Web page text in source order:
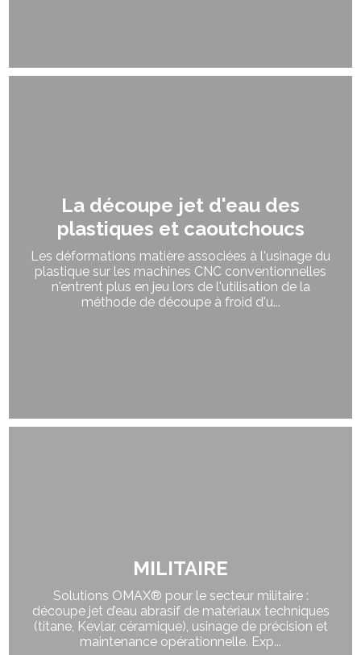
La découpe jet d'eau des
plastiques et caoutchoucs
Les déformations matière associées à l'usinage du
plastique sur les machines CNC conventionnelles
n'entrent plus en jeu lors de l'utilisation de la
méthode de découpe à froid d'u...
MILITAIRE
Solutions OMAX® pour le secteur militaire :
découpe jet d’eau abrasif de matériaux techniques
(titane, Kevlar, céramique), usinage de précision et
maintenance opérationnelle. Exp...